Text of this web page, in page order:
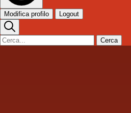
Modifica profilo Logout
Cerca